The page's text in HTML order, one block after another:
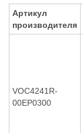
Артикул
производителя
VOC4241R-
00EP0300